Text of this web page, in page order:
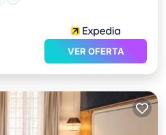
VER OFERTA